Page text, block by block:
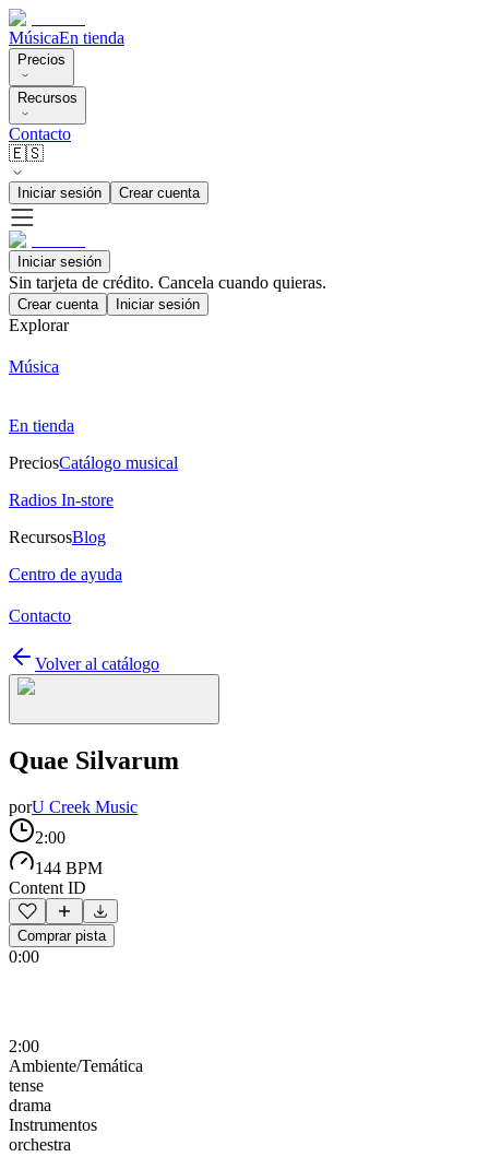
MúsicaEn tienda
Precios
Recursos
Contacto
🇪🇸
Iniciar sesión Crear cuenta
Iniciar sesión
Sin tarjeta de crédito. Cancela cuando quieras.
Crear cuenta Iniciar sesión
Explorar
Música
En tienda
PreciosCatálogo musical
Radios In-store
RecursosBlog
Centro de ayuda
Contacto
Volver al catálogo
Quae Silvarum
porU Creek Music
2:00
144 BPM
Content ID
Comprar pista
0:00
2:00
Ambiente/Temática
tense
drama
Instrumentos
orchestra